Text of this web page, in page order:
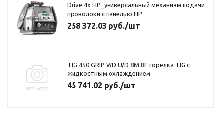
Drive 4x HP_универсальный механизм подачи
проволоки с панелью HP
258 372.03 руб./шт
TIG 450 GRIP WD U/D 8M 8P горелка TIG c
жидкостным охлаждением
45 741.02 руб./шт